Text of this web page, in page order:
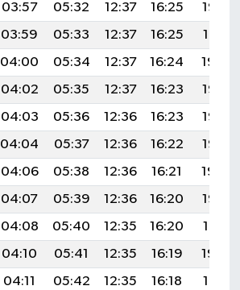
03:57 05:32 12:37 16:25
19:32
03:59 05:33 12:37 16:25
19:31
04:00 05:34 12:37 16:24
19:30
04:02 05:35 12:37 16:23
19:28
04:03 05:36 12:36 16:23
19:27
04:04 05:37 12:36 16:22
19:25
04:06 05:38 12:36 16:21
19:24
04:07 05:39 12:36 16:20
19:22
04:08 05:40 12:35 16:20
19:21
04:10 05:41 12:35 16:19
19:20
04:11 05:42 12:35 16:18 19:18